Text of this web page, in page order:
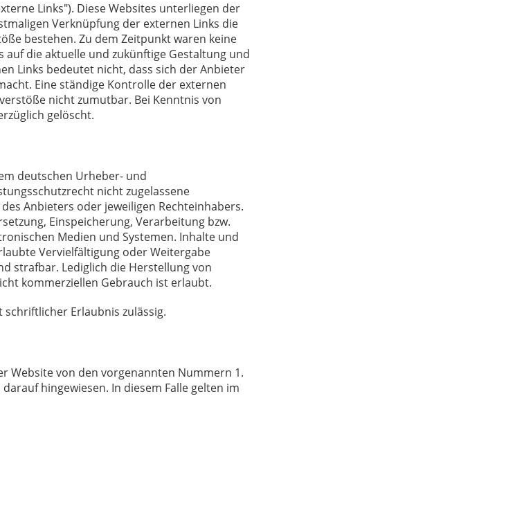
Links"). Diese Websites unterliegen der
Verknüpfung der externen Links die
bestehen. Zu dem Zeitpunkt waren keine
die aktuelle und zukünftige Gestaltung und
Links bedeutet nicht, dass sich der Anbieter
Eine ständige Kontrolle der externen
nicht zumutbar. Bei Kenntnis von
gelöscht.
deutschen Urheber- und
nicht zugelassene
Anbieters oder jeweiligen Rechteinhabers.
Einspeicherung, Verarbeitung bzw.
Medien und Systemen. Inhalte und
Vervielfältigung oder Weitergabe
strafbar. Lediglich die Herstellung von
kommerziellen Gebrauch ist erlaubt.
Erlaubnis zulässig.
Website von den vorgenannten Nummern 1.
hingewiesen. In diesem Falle gelten im